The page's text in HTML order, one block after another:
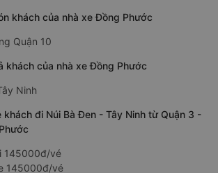
khách của nhà xe Đồng Phước
Quận 10
khách của nhà xe Đồng Phước
Ninh
khách đi Núi Bà Đen - Tây Ninh từ Quận 3 -
145000đ/vé
145000đ/vé